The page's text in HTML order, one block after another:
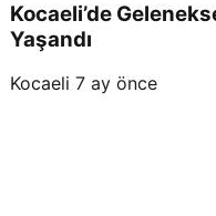
Kocaeli’de
Yaşandı
Kocaeli 7 ay önce